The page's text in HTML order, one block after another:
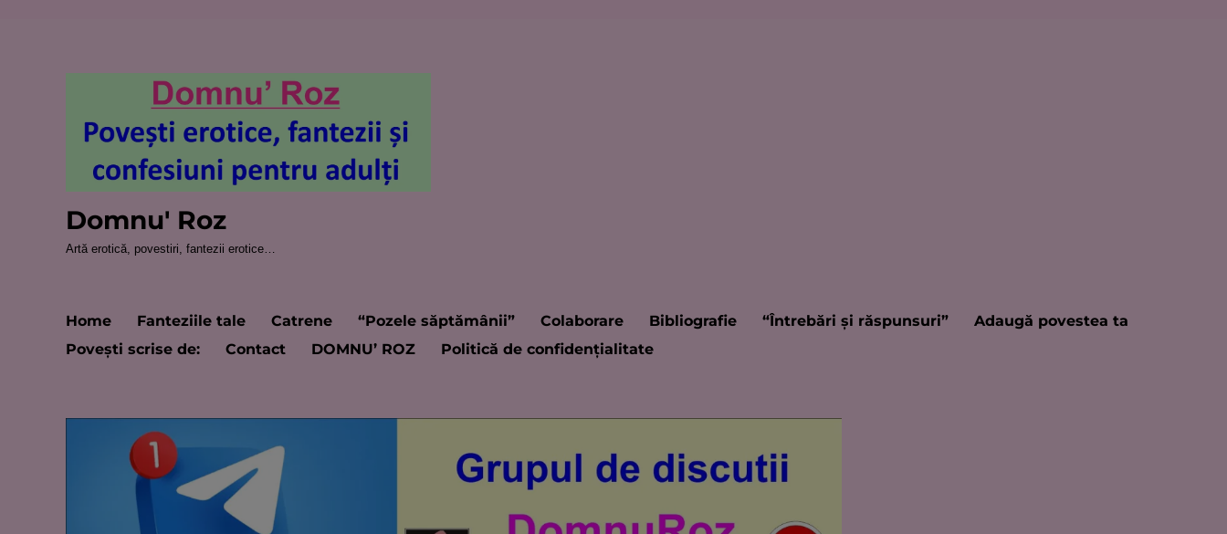
Domnu' Roz
Artă erotică, povestiri, fantezii erotice…
Home Fanteziile tale Catrene “Pozele săptămânii” Colaborare Bibliografie “Întrebări şi răspunsuri”
Adaugă povestea ta
Poveşti scrise de:
Contact DOMNU’ ROZ Politică de confidențialitate